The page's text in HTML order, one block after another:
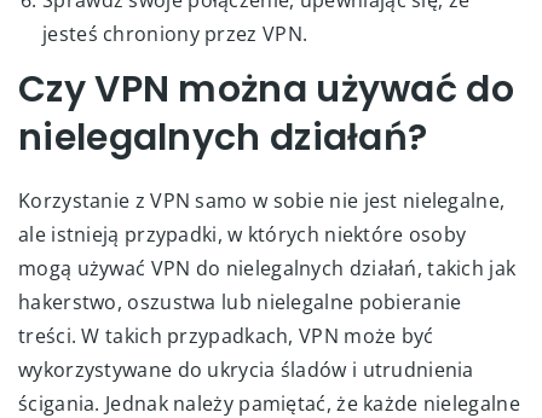
jesteś chroniony przez VPN.
Czy VPN można używać do
nielegalnych działań?
Korzystanie z VPN samo w sobie nie jest nielegalne,
ale istnieją przypadki, w których niektóre osoby
mogą używać VPN do nielegalnych działań, takich jak
hakerstwo, oszustwa lub nielegalne pobieranie
treści. W takich przypadkach, VPN może być
wykorzystywane do ukrycia śladów i utrudnienia
ścigania. Jednak należy pamiętać, że każde nielegalne